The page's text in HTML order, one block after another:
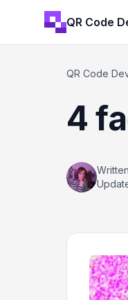
QR Code
QR Code
4